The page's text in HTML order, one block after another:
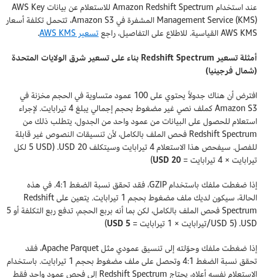
عند استخدام Amazon Redshift Spectrum للاستعلام عن بيانات AWS Key
Management Service (KMS) المشفرة في Amazon S3، تتحمل تكلفة أسعار
AWS KMS القياسية. للاطلاع على التفاصيل، راجع
تسعير AWS KMS
.
أمثلة تسعير Redshift Spectrum بناء على تسعير شرق الولايات المتحدة
(شمال فرجينيا)
افترض أن هناك جدولاً يحتوي على 100 عمود متساوية في الحجم مخزنة في
Amazon S3 كملف نصي غير مضغوط بحجم إجمالي يبلغ 4 تيرابايت. لإجراء
استعلام للحصول على البيانات من عمود واحد من الجدول، يتطلب ذلك من
Redshift Spectrum فحص الملف بالكامل، لأن تنسيقات النصوص غير قابلة
للفصل. سيفحص هذا الاستعلام 4 تيرابايت وسيتكلف 20 USD. (5 USD لكل
تيرابايت × 4 تيرابايت =
20 USD
)
إذا ضغطت ملفك باستخدام GZIP، فقد تحقق نسبة الضغط 4:1. في هذه
الحالة، سيكون لديك ملف مضغوط بحجم 1 تيرابايت. يتعين على Redshift
Spectrum فحص الملف بالكامل، لكن بما أنه بربع الحجم، تدفع ربع التكلفة أو 5
USD. (USD 5/تيرابايت × 1 تيرابايت =
USD 5
)
إذا ضغطت ملفك وحوّلته إلى تنسيق عمودي مثل Apache Parquet، فقد
تحقق نسبة الضغط 4:1 وتحصل على ملف مضغوط بحجم 1 تيرابايت. باستخدام
الاستعلام نفسه أعلاه، يحتاج Redshift Spectrum إلى فحص عمود واحد فقط